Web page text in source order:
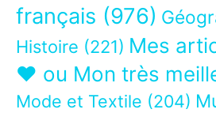
français (976)
Histoire (221) Mes
❤ ou Mon très
Mode et Textile (204)